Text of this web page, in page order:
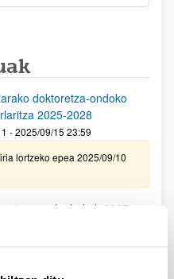
doktoretza-ondoko
2025-2028
- 2025/09/15 23:59
lortzeko epea 2025/09/10
aurreko bekak 2025
Gizarte Zientziak eta